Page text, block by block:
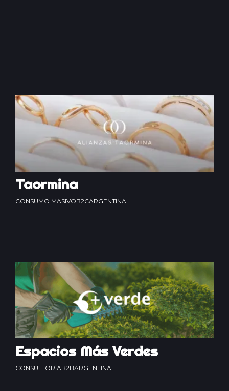
Taormina
CONSUMO MASIVOB2CARGENTINA
Espacios Más Verdes
CONSULTORÍAB2BARGENTINA